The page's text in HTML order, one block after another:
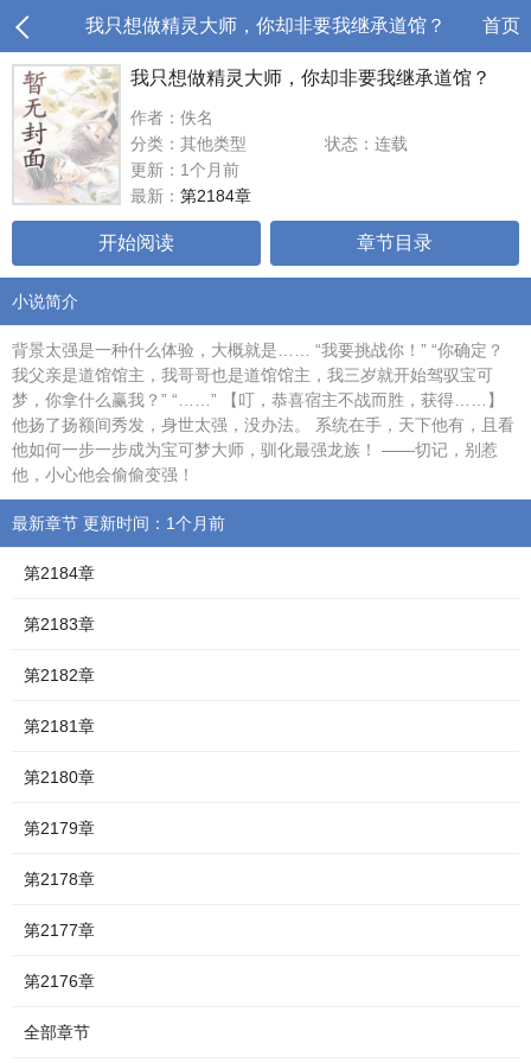
我只想做精灵大师，你却非要我继承道馆？ 首页
我只想做精灵大师，你却非要我继承道馆？
作者：佚名
分类：其他类型
状态：连载
更新：1个月前
最新： 第2184章
开始阅读 章节目录
小说简介
背景太强是一种什么体验，大概就是…… “我要挑战你！” “你确定？
我父亲是道馆馆主，我哥哥也是道馆馆主，我三岁就开始驾驭宝可
梦，你拿什么赢我？” “……” 【叮，恭喜宿主不战而胜，获得……】
他扬了扬额间秀发，身世太强，没办法。 系统在手，天下他有，且看
他如何一步一步成为宝可梦大师，驯化最强龙族！ ——切记，别惹
他，小心他会偷偷变强！
最新章节 更新时间：1个月前
第2184章
第2183章
第2182章
第2181章
第2180章
第2179章
第2178章
第2177章
第2176章
全部章节